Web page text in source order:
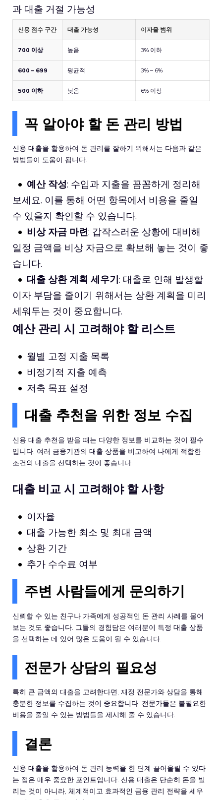
과 대출 거절 가능성
신용 점수 구간 대출 가능성 이자율 범위
700 이상 높음 3% 이하
600 – 699 평균적 3% – 6%
500 이하 낮음 6% 이상
꼭 알아야 할 돈 관리 방법
신용 대출을 활용하여 돈 관리를 잘하기 위해서는 다음과 같은
방법들이 도움이 됩니다.
예산 작성: 수입과 지출을 꼼꼼하게 정리해
보세요. 이를 통해 어떤 항목에서 비용을 줄일
수 있을지 확인할 수 있습니다.
비상 자금 마련: 갑작스러운 상황에 대비해
일정 금액을 비상 자금으로 확보해 놓는 것이 좋
습니다.
대출 상환 계획 세우기: 대출로 인해 발생할
이자 부담을 줄이기 위해서는 상환 계획을 미리
세워두는 것이 중요합니다.
예산 관리 시 고려해야 할 리스트
월별 고정 지출 목록
비정기적 지출 예측
저축 목표 설정
대출 추천을 위한 정보 수집
신용 대출 추천을 받을 때는 다양한 정보를 비교하는 것이 필수
입니다. 여러 금융기관의 대출 상품을 비교하여 나에게 적합한
조건의 대출을 선택하는 것이 좋습니다.
대출 비교 시 고려해야 할 사항
이자율
대출 가능한 최소 및 최대 금액
상환 기간
추가 수수료 여부
주변 사람들에게 문의하기
신뢰할 수 있는 친구나 가족에게 성공적인 돈 관리 사례를 물어
보는 것도 좋습니다. 그들의 경험담은 여러분이 특정 대출 상품
을 선택하는 데 있어 많은 도움이 될 수 있습니다.
전문가 상담의 필요성
특히 큰 금액의 대출을 고려한다면, 재정 전문가와 상담을 통해
충분한 정보를 수집하는 것이 중요합니다. 전문가들은 불필요한
비용을 줄일 수 있는 방법들을 제시해 줄 수 있습니다.
결론
신용 대출을 활용하여 돈 관리 능력을 한 단계 끌어올릴 수 있다
는 점은 매우 중요한 포인트입니다. 신용 대출은 단순히 돈을 빌
리는 것이 아니라, 체계적이고 효과적인 금융 관리 전략을 세우